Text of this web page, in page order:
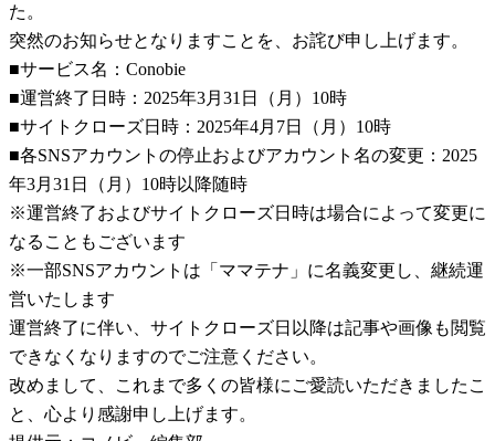
た。
突然のお知らせとなりますことを、お詫び申し上げます。
■サービス名：Conobie
■運営終了日時：2025年3月31日（月）10時
■サイトクローズ日時：2025年4月7日（月）10時
■各SNSアカウントの停止およびアカウント名の変更：2025
年3月31日（月）10時以降随時
※運営終了およびサイトクローズ日時は場合によって変更に
なることもございます
※一部SNSアカウントは「ママテナ」に名義変更し、継続運
営いたします
運営終了に伴い、サイトクローズ日以降は記事や画像も閲覧
できなくなりますのでご注意ください。
改めまして、これまで多くの皆様にご愛読いただきましたこ
と、心より感謝申し上げます。